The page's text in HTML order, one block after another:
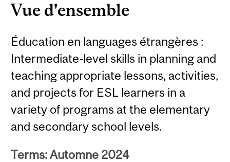
Vue d'ensemble
Éducation en languages étrangères :
Intermediate-level skills in planning and
teaching appropriate lessons, activities,
and projects for ESL learners in a
variety of programs at the elementary
and secondary school levels.
Terms: Automne 2024